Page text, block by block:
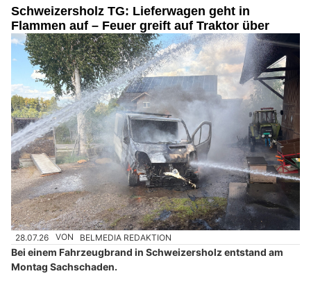
Schweizersholz TG: Lieferwagen geht in
Flammen auf – Feuer greift auf Traktor über
28.07.26 VON BELMEDIA REDAKTION
Bei einem Fahrzeugbrand in Schweizersholz entstand am
Montag Sachschaden.